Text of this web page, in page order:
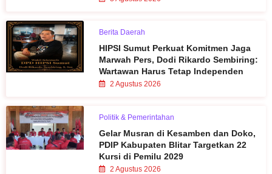
Berita Daerah
HIPSI Sumut Perkuat Komitmen Jaga
Marwah Pers, Dodi Rikardo Sembiring:
Wartawan Harus Tetap Independen
2 Agustus 2026
Politik & Pemerintahan
Gelar Musran di Kesamben dan Doko,
PDIP Kabupaten Blitar Targetkan 22
Kursi di Pemilu 2029
2 Agustus 2026